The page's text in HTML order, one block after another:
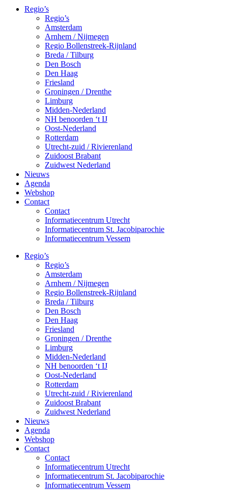
Regio’s
Regio’s
Amsterdam
Arnhem / Nijmegen
Regio Bollenstreek-Rijnland
Breda / Tilburg
Den Bosch
Den Haag
Friesland
Groningen / Drenthe
Limburg
Midden-Nederland
NH benoorden ‘t IJ
Oost-Nederland
Rotterdam
Utrecht-zuid / Rivierenland
Zuidoost Brabant
Zuidwest Nederland
Nieuws
Agenda
Webshop
Contact
Contact
Informatiecentrum Utrecht
Informatiecentrum St. Jacobiparochie
Informatiecentrum Vessem
Regio’s
Regio’s
Amsterdam
Arnhem / Nijmegen
Regio Bollenstreek-Rijnland
Breda / Tilburg
Den Bosch
Den Haag
Friesland
Groningen / Drenthe
Limburg
Midden-Nederland
NH benoorden ‘t IJ
Oost-Nederland
Rotterdam
Utrecht-zuid / Rivierenland
Zuidoost Brabant
Zuidwest Nederland
Nieuws
Agenda
Webshop
Contact
Contact
Informatiecentrum Utrecht
Informatiecentrum St. Jacobiparochie
Informatiecentrum Vessem